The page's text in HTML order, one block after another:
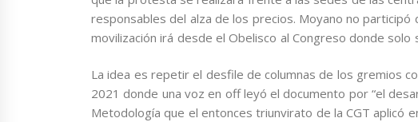
responsables del alza de los precios. Moyano no
movilización irá desde el Obelisco al Congreso donde solo
La idea es repetir el desfile de columnas de los gremios
2021 donde una voz en off leyó el documento por “el
Metodología que el entonces triunvirato de la CGT aplicó